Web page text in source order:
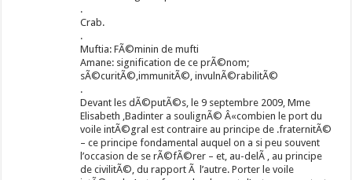
.
Crab.
.
Muftia: FÃ©minin de mufti
Amane: signification de ce prÃ©nom;
sÃ©curitÃ©,immunitÃ©, invulnÃ©rabilitÃ©
.
Devant les dÃ©putÃ©s, le 9 septembre 2009, Mme
Elisabeth ,Badinter a soulignÃ© Â«combien le port du
voile intÃ©gral est contraire au principe de .fraternitÃ©
– ce principe fondamental auquel on a si peu souvent
l’occasion de se rÃ©fÃ©rer – et, au-delÃ , au principe
de civilitÃ©, du rapport Ã l’autre. Porter le voile